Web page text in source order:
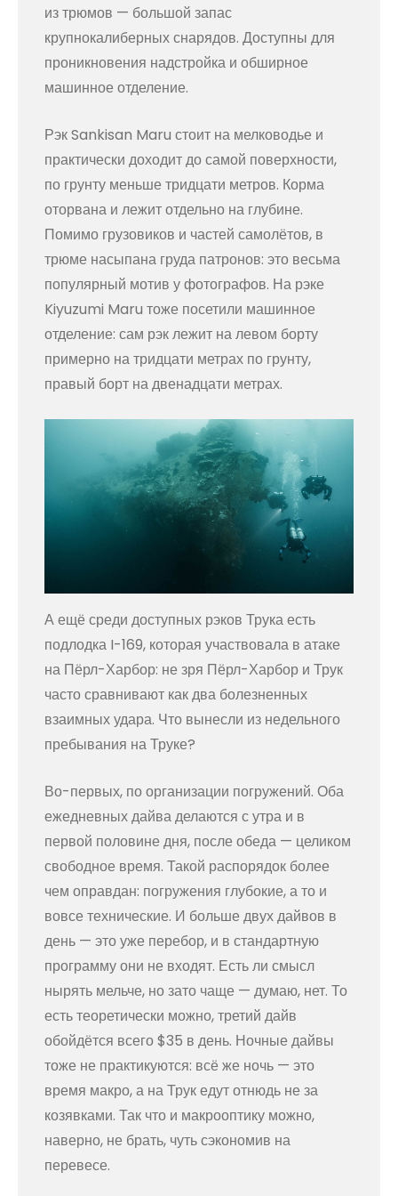
из трюмов — большой запас
крупнокалиберных снарядов. Доступны для
проникновения надстройка и обширное
машинное отделение.
Рэк Sankisan Maru стоит на мелководье и
практически доходит до самой поверхности,
по грунту меньше тридцати метров. Корма
оторвана и лежит отдельно на глубине.
Помимо грузовиков и частей самолётов, в
трюме насыпана груда патронов: это весьма
популярный мотив у фотографов. На рэке
Kiyuzumi Maru тоже посетили машинное
отделение: сам рэк лежит на левом борту
примерно на тридцати метрах по грунту,
правый борт на двенадцати метрах.
А ещё среди доступных рэков Трука есть
подлодка I-169, которая участвовала в атаке
на Пёрл-Харбор: не зря Пёрл-Харбор и Трук
часто сравнивают как два болезненных
взаимных удара. Что вынесли из недельного
пребывания на Труке?
Во-первых, по организации погружений. Оба
ежедневных дайва делаются с утра и в
первой половине дня, после обеда — целиком
свободное время. Такой распорядок более
чем оправдан: погружения глубокие, а то и
вовсе технические. И больше двух дайвов в
день — это уже перебор, и в стандартную
программу они не входят. Есть ли смысл
нырять мельче, но зато чаще — думаю, нет. То
есть теоретически можно, третий дайв
обойдётся всего $35 в день. Ночные дайвы
тоже не практикуются: всё же ночь — это
время макро, а на Трук едут отнюдь не за
козявками. Так что и макрооптику можно,
наверно, не брать, чуть сэкономив на
перевесе.